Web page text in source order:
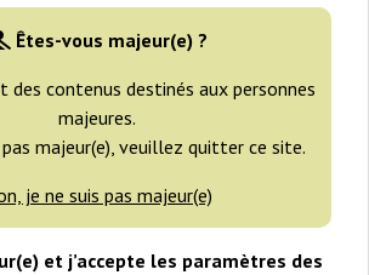
Êtes-vous majeur(e) ?
des contenus destinés aux personnes
majeures.
pas majeur(e), veuillez quitter ce site.
je ne suis pas majeur(e)
et j’accepte les paramètres des